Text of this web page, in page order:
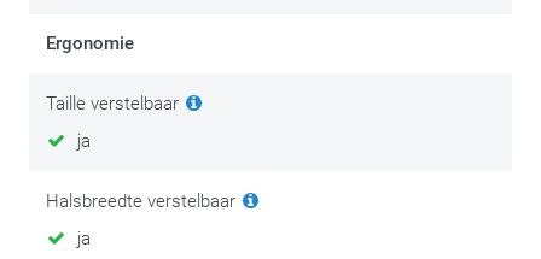
persoonlijke veiligheid. Investeer na je aankoop dan ook in het
We zetten de beste tips & tricks op
Ergonomie
Taille verstelbaar
ja
Halsbreedte verstelbaar
ja